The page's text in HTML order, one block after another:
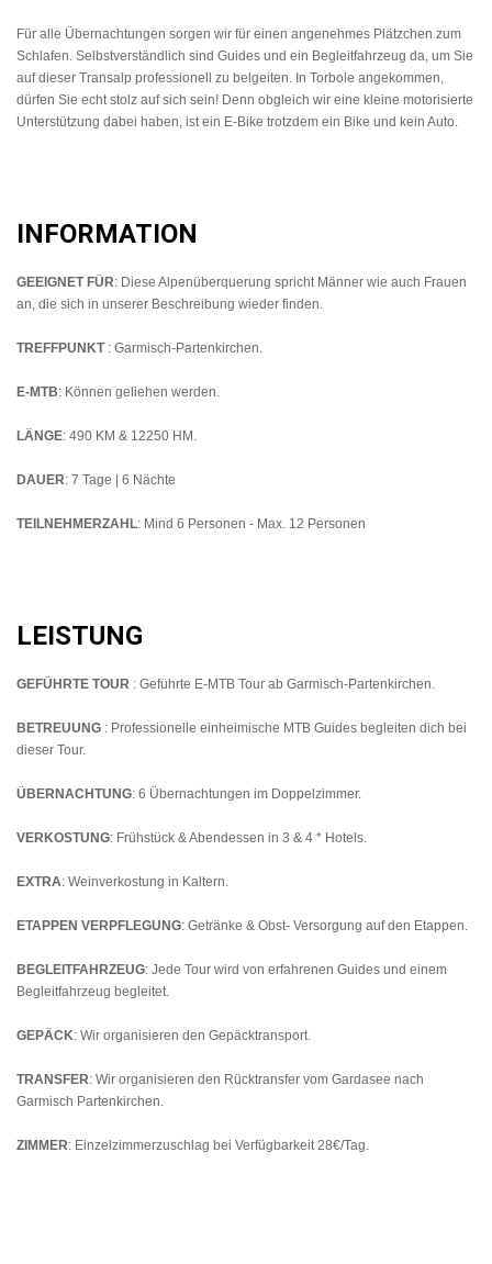
Für alle Übernachtungen sorgen wir für einen angenehmes Plätzchen zum
Schlafen. Selbstverständlich sind Guides und ein Begleitfahrzeug da, um Sie
auf dieser Transalp professionell zu belgeiten. In Torbole angekommen,
dürfen Sie echt stolz auf sich sein! Denn obgleich wir eine kleine motorisierte
Unterstützung dabei haben, ist ein E-Bike trotzdem ein Bike und kein Auto.
INFORMATION
GEEIGNET FÜR: Diese Alpenüberquerung spricht Männer wie auch Frauen
an, die sich in unserer Beschreibung wieder finden.
TREFFPUNKT: Garmisch-Partenkirchen.
E-MTB: Können geliehen werden.
LÄNGE: 490 KM & 12250 HM.
DAUER: 7 Tage | 6 Nächte
TEILNEHMERZAHL: Mind 6 Personen - Max. 12 Personen
LEISTUNG
GEFÜHRTE TOUR : Geführte E-MTB Tour ab Garmisch-Partenkirchen.
BETREUUNG : Professionelle einheimische MTB Guides begleiten dich bei
dieser Tour.
ÜBERNACHTUNG: 6 Übernachtungen im Doppelzimmer.
VERKOSTUNG: Frühstück & Abendessen in 3 & 4 * Hotels.
EXTRA: Weinverkostung in Kaltern.
ETAPPEN VERPFLEGUNG: Getränke & Obst- Versorgung auf den Etappen.
BEGLEITFAHRZEUG: Jede Tour wird von erfahrenen Guides und einem
Begleitfahrzeug begleitet.
GEPÄCK: Wir organisieren den Gepäcktransport.
TRANSFER: Wir organisieren den Rücktransfer vom Gardasee nach
Garmisch Partenkirchen.
ZIMMER: Einzelzimmerzuschlag bei Verfügbarkeit 28€/Tag.